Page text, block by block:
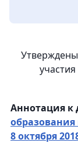
Аннотация к
образования
8 октября